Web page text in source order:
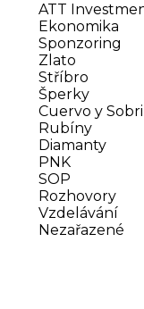
ATT
Ekonomika
Sponzoring
Zlato
Stříbro
Šperky
Cuervo y
Rubíny
Diamanty
PNK
SOP
Rozhovory
Vzdelávání
Nezařazené